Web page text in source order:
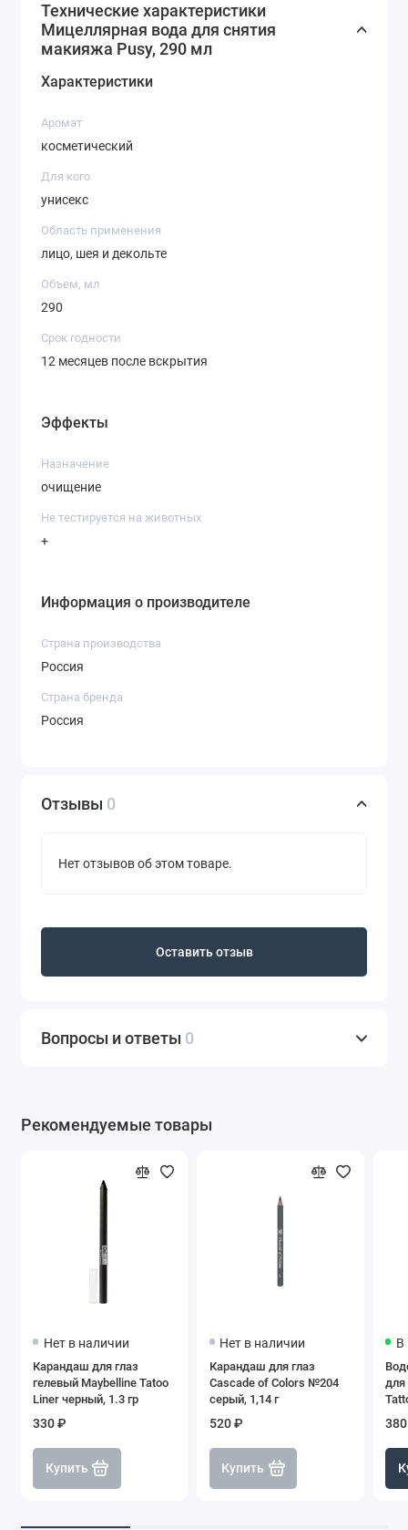
Технические характеристики
Мицеллярная вода для снятия
макияжа Pusy, 290 мл
Характеристики
Аромат
косметический
Для кого
унисекс
Область применения
лицо, шея и декольте
Объем, мл
290
Срок годности
12 месяцев после вскрытия
Эффекты
Назначение
очищение
Не тестируется на животных
+
Информация о производителе
Страна производства
Россия
Страна бренда
Россия
Отзывы 0
Нет отзывов об этом товаре.
Оставить отзыв
Вопросы и ответы 0
Рекомендуемые товары
Нет в наличии
Карандаш для глаз
гелевый Maybelline Tatoo
Liner черный, 1.3 гр
330 ₽
Купить
Нет в наличии
Карандаш для глаз
Cascade of Colors №204
серый, 1,14 г
520 ₽
Купить
В
для